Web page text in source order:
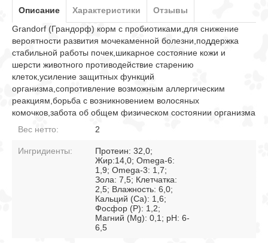
Описание Характеристики
Отзывы
Grandorf (Грандорф) корм с пробиотиками,для снижение
вероятности развития мочекаменной болезни,поддержка
стабильной работы почек,шикарное состояние кожи и
шерсти животного противодействие старению
клеток,усиление защитных функций
организма,сопротивление возможным аллергическим
реакциям,борьба с возникновением волосяных
комочков,забота об общем физическом состоянии организма
Вес нетто:
2
Ингридиенты:
Протеин: 32,0;
Жир:14,0; Omega-6:
1,9; Omega-3: 1,7;
Зола: 7,5; Клетчатка:
2,5; Влажность: 6,0;
Кальций (Са): 1,6;
Фосфор (P): 1,2;
Магний (Mg): 0,1; pH: 6-
6,5